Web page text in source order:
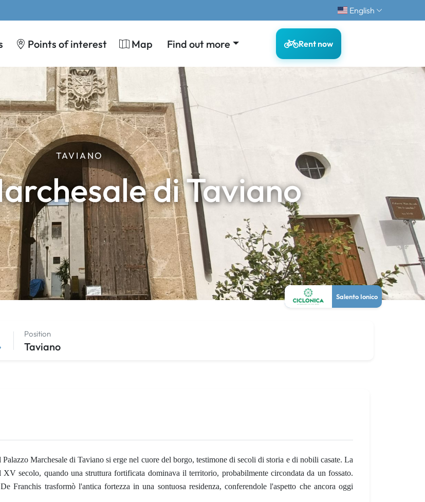
English
Points of interest Map Find out more Rent now
TAVIANO
di Taviano
Salento Ionico
Position
Taviano
Marchesale di Taviano si erge nel cuore del borgo, testimone di secoli di storia e di nobili casate. La
secolo, quando una struttura fortificata dominava il territorio, probabilmente circondata da un fossato.
Franchis trasformò l'antica fortezza in una sontuosa residenza, conferendole l'aspetto che ancora oggi